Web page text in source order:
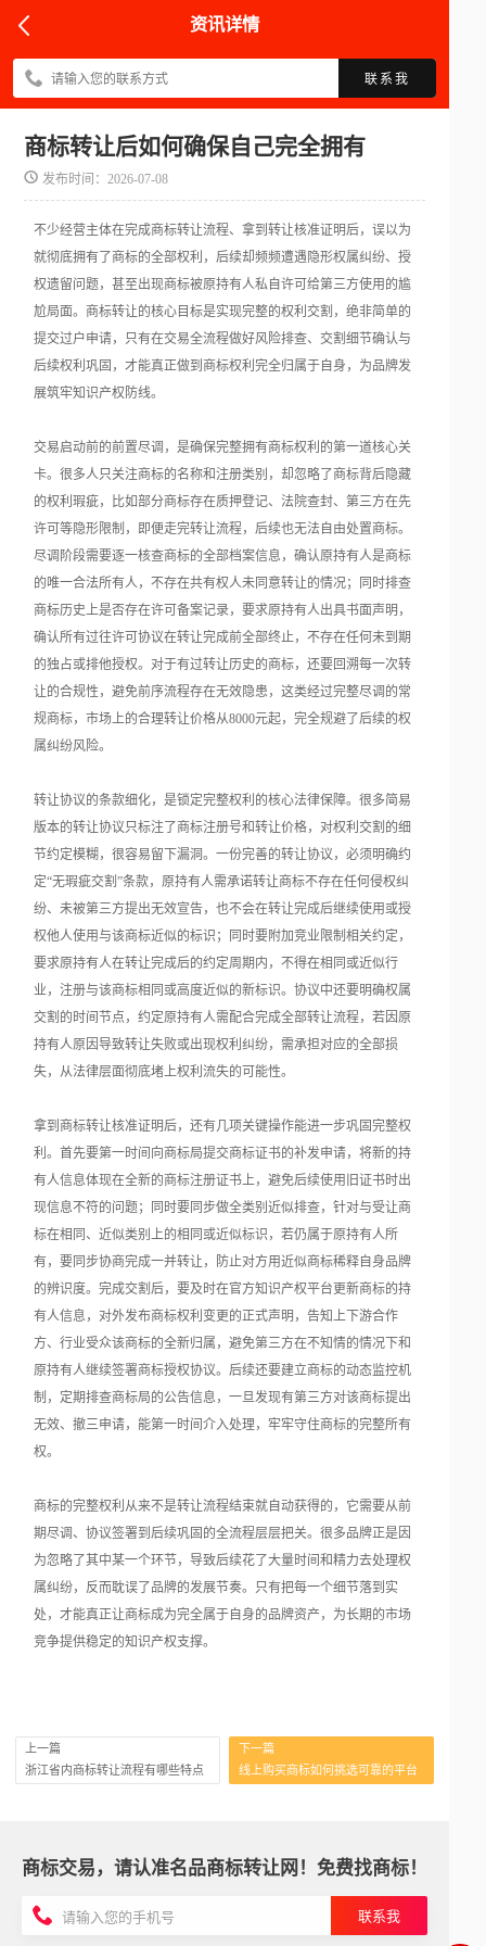
资讯详情
联系我
商标转让后如何确保自己完全拥有
发布时间：2026-07-08
不少经营主体在完成商标转让流程、拿到转让核准证明后，误以为
就彻底拥有了商标的全部权利，后续却频频遭遇隐形权属纠纷、授
权遗留问题，甚至出现商标被原持有人私自许可给第三方使用的尴
尬局面。商标转让的核心目标是实现完整的权利交割，绝非简单的
提交过户申请，只有在交易全流程做好风险排查、交割细节确认与
后续权利巩固，才能真正做到商标权利完全归属于自身，为品牌发
展筑牢知识产权防线。
交易启动前的前置尽调，是确保完整拥有商标权利的第一道核心关
卡。很多人只关注商标的名称和注册类别，却忽略了商标背后隐藏
的权利瑕疵，比如部分商标存在质押登记、法院查封、第三方在先
许可等隐形限制，即便走完转让流程，后续也无法自由处置商标。
尽调阶段需要逐一核查商标的全部档案信息，确认原持有人是商标
的唯一合法所有人，不存在共有权人未同意转让的情况；同时排查
商标历史上是否存在许可备案记录，要求原持有人出具书面声明，
确认所有过往许可协议在转让完成前全部终止，不存在任何未到期
的独占或排他授权。对于有过转让历史的商标，还要回溯每一次转
让的合规性，避免前序流程存在无效隐患，这类经过完整尽调的常
规商标，市场上的合理转让价格从8000元起，完全规避了后续的权
属纠纷风险。
转让协议的条款细化，是锁定完整权利的核心法律保障。很多简易
版本的转让协议只标注了商标注册号和转让价格，对权利交割的细
节约定模糊，很容易留下漏洞。一份完善的转让协议，必须明确约
定“无瑕疵交割”条款，原持有人需承诺转让商标不存在任何侵权纠
纷、未被第三方提出无效宣告，也不会在转让完成后继续使用或授
权他人使用与该商标近似的标识；同时要附加竞业限制相关约定，
要求原持有人在转让完成后的约定周期内，不得在相同或近似行
业，注册与该商标相同或高度近似的新标识。协议中还要明确权属
交割的时间节点，约定原持有人需配合完成全部转让流程，若因原
持有人原因导致转让失败或出现权利纠纷，需承担对应的全部损
失，从法律层面彻底堵上权利流失的可能性。
拿到商标转让核准证明后，还有几项关键操作能进一步巩固完整权
利。首先要第一时间向商标局提交商标证书的补发申请，将新的持
有人信息体现在全新的商标注册证书上，避免后续使用旧证书时出
现信息不符的问题；同时要同步做全类别近似排查，针对与受让商
标在相同、近似类别上的相同或近似标识，若仍属于原持有人所
有，要同步协商完成一并转让，防止对方用近似商标稀释自身品牌
的辨识度。完成交割后，要及时在官方知识产权平台更新商标的持
有人信息，对外发布商标权利变更的正式声明，告知上下游合作
方、行业受众该商标的全新归属，避免第三方在不知情的情况下和
原持有人继续签署商标授权协议。后续还要建立商标的动态监控机
制，定期排查商标局的公告信息，一旦发现有第三方对该商标提出
无效、撤三申请，能第一时间介入处理，牢牢守住商标的完整所有
权。
商标的完整权利从来不是转让流程结束就自动获得的，它需要从前
期尽调、协议签署到后续巩固的全流程层层把关。很多品牌正是因
为忽略了其中某一个环节，导致后续花了大量时间和精力去处理权
属纠纷，反而耽误了品牌的发展节奏。只有把每一个细节落到实
处，才能真正让商标成为完全属于自身的品牌资产，为长期的市场
竞争提供稳定的知识产权支撑。
上一篇
浙江省内商标转让流程有哪些特点
下一篇
线上购买商标如何挑选可靠的平台
商标交易，请认准名品商标转让网！免费找商标！
联系我